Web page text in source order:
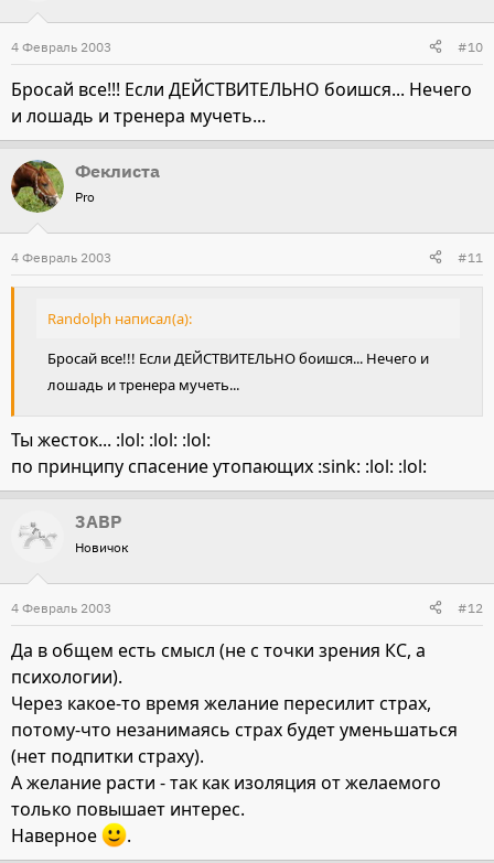
4 Февраль 2003 #10
Бросай все!!! Если ДЕЙСТВИТЕЛЬНО боишся... Нечего
и лошадь и тренера мучеть...
Феклиста
Pro
4 Февраль 2003 #11
Randolph написал(а):
Бросай все!!! Если ДЕЙСТВИТЕЛЬНО боишся... Нечего и
лошадь и тренера мучеть...
Ты жесток... :lol: :lol: :lol:
по принципу спасение утопающих :sink: :lol: :lol:
3ABP
Новичок
4 Февраль 2003 #12
Да в общем есть смысл (не с точки зрения КС, а
психологии).
Через какое-то время желание пересилит страх,
потому-что незанимаясь страх будет уменьшаться
(нет подпитки страху).
А желание расти - так как изоляция от желаемого
только повышает интерес.
Наверное
.